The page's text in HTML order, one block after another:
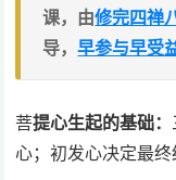
课，由修完四禅
导，早参与早受
菩提心生起的基础：
心；初发心决定最终